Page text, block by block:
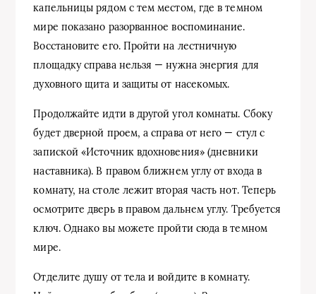
капельницы рядом с тем местом, где в темном
мире показано разорванное воспоминание.
Восстановите его. Пройти на лестничную
площадку справа нельзя — нужна энергия для
духовного щита и защиты от насекомых.
Продолжайте идти в другой угол комнаты. Сбоку
будет дверной проем, а справа от него — стул с
запиской «Источник вдохновения» (дневники
наставника). В правом ближнем углу от входа в
комнату, на столе лежит вторая часть нот. Теперь
осмотрите дверь в правом дальнем углу. Требуется
ключ. Однако вы можете пройти сюда в темном
мире.
Отделите душу от тела и войдите в комнату.